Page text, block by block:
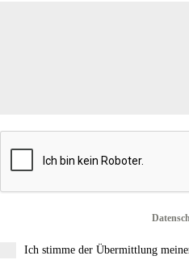
Ich stimme der Übermittlung